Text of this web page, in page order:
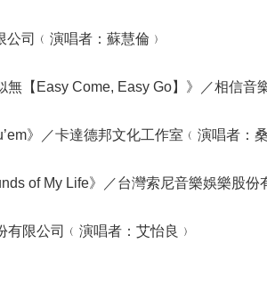
司﹙演唱者：蘇慧倫﹚
【Easy Come, Easy Go】》／相信音
》／卡達德邦文化工作室﹙演唱者：桑
of My Life》／台灣索尼音樂娛樂股份
限公司﹙演唱者：艾怡良﹚